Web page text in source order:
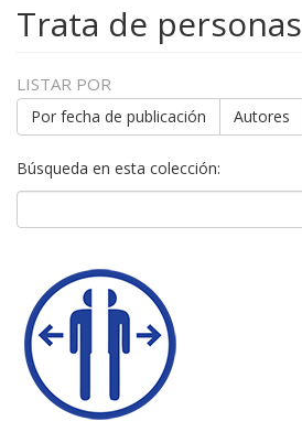
Trata de personas
LISTAR POR
Por fecha de publicación Autores
Búsqueda en esta colección: